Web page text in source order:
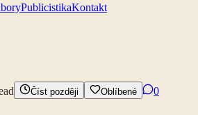
PublicistikaKontakt
Číst později Oblíbené
0